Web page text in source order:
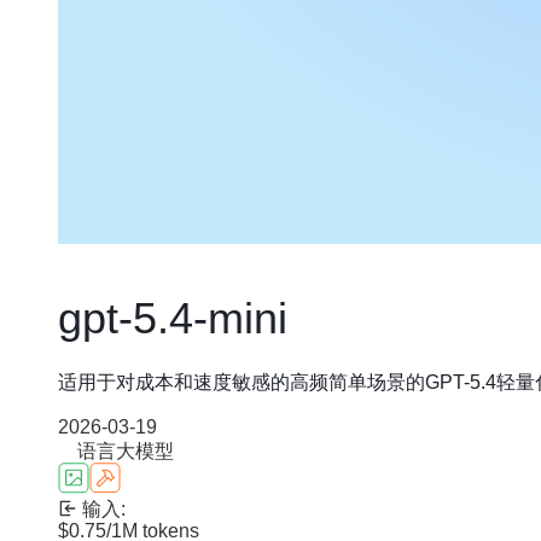
gpt-5.4-mini
适用于对成本和速度敏感的高频简单场景的GPT-5.4轻量
2026-03-19
语言大模型
输入:
$0.75/1M tokens